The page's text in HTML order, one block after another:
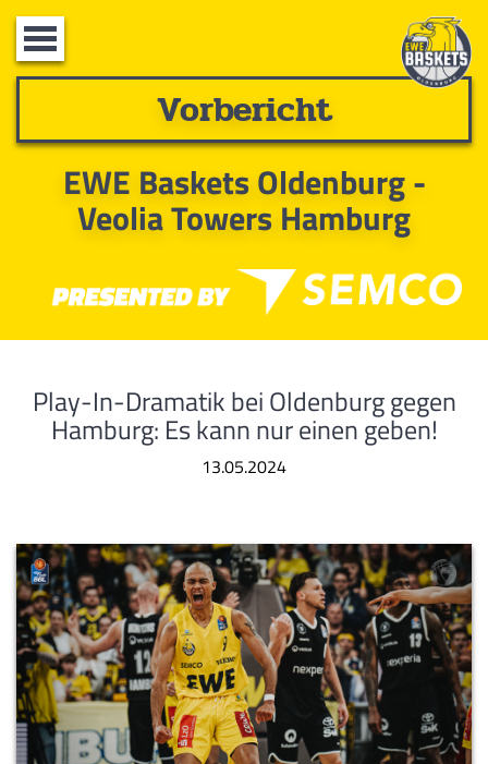
Toggle
navigation
Vorbericht
EWE Baskets Oldenburg -
Veolia Towers Hamburg
Play-In-Dramatik bei Oldenburg gegen
Hamburg: Es kann nur einen geben!
13.05.2024